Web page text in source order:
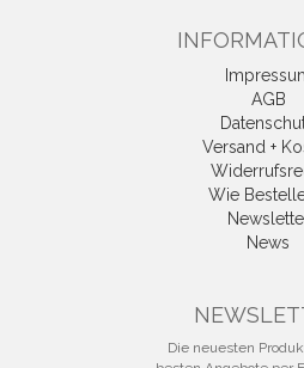
AGB
Versand +
Wie
News
Die neuesten